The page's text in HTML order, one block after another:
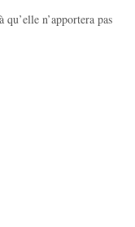
qu’elle n’apportera pas